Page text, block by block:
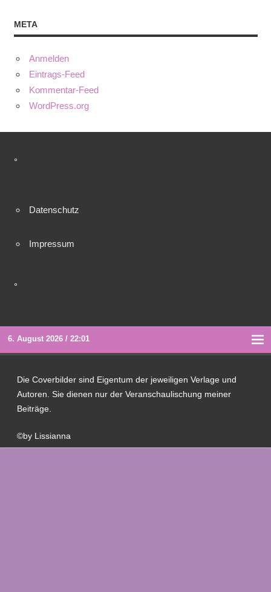
META
Anmelden
Eintrags-Feed
Kommentar-Feed
WordPress.org
°
Datenschutz
Impressum
°
6. August 2026 / 22:01
Die Coverbilder sind Eigentum der jeweiligen Verlage und
Autoren. Sie dienen nur der Veranschaulischung meiner
Beiträge.
©by Lissianna